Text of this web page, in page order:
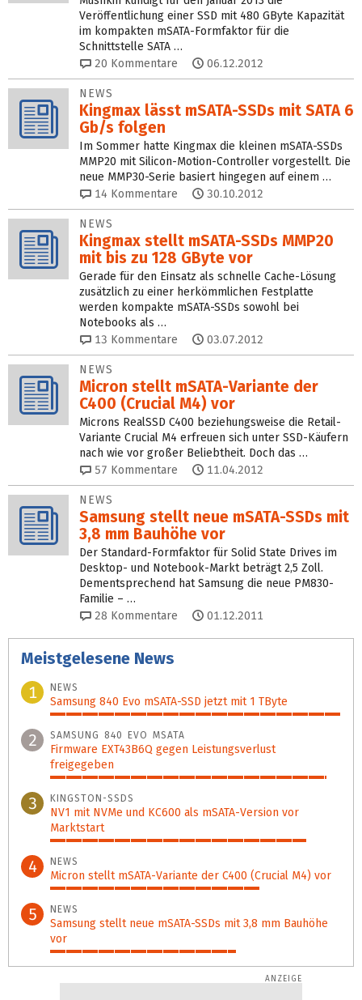
Veröffentlichung einer SSD mit 480 GByte Kapazität
im kompakten mSATA-Formfaktor für die
Schnittstelle SATA …
20 Kommentare 06.12.2012
NEWS
Kingmax lässt mSATA-SSDs mit SATA 6
Gb/s folgen
Im Sommer hatte Kingmax die kleinen mSATA-SSDs
MMP20 mit Silicon-Motion-Controller vorgestellt. Die
neue MMP30-Serie basiert hingegen auf einem …
14 Kommentare 30.10.2012
NEWS
Kingmax stellt mSATA-SSDs MMP20
mit bis zu 128 GByte vor
Gerade für den Einsatz als schnelle Cache-Lösung
zusätzlich zu einer herkömmlichen Festplatte
werden kompakte mSATA-SSDs sowohl bei
Notebooks als …
13 Kommentare 03.07.2012
NEWS
Micron stellt mSATA-Variante der
C400 (Crucial M4) vor
Microns RealSSD C400 beziehungsweise die Retail-
Variante Crucial M4 erfreuen sich unter SSD-Käufern
nach wie vor großer Beliebtheit. Doch das …
57 Kommentare 11.04.2012
NEWS
Samsung stellt neue mSATA-SSDs mit
3,8 mm Bauhöhe vor
Der Standard-Formfaktor für Solid State Drives im
Desktop- und Notebook-Markt beträgt 2,5 Zoll.
Dementsprechend hat Samsung die neue PM830-
Familie – …
28 Kommentare 01.12.2011
Meistgelesene News
1
NEWS
Samsung 840 Evo mSATA-SSD jetzt mit 1 TByte
100%
2 SAMSUNG 840 EVO MSATA
Firmware EXT43B6Q gegen Leistungsverlust
freigegeben
95%
3 KINGSTON-SSDS
NV1 mit NVMe und KC600 als mSATA-Version vor
Marktstart
88%
4 NEWS
Micron stellt mSATA-Variante der C400 (Crucial M4) vor
72%
5 NEWS
Samsung stellt neue mSATA-SSDs mit 3,8 mm Bauhöhe
vor
64%